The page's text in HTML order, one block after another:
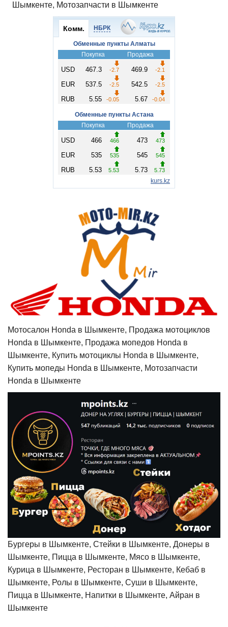
Шымкенте, Мотозапчасти в Шымкенте
Мотосалон Honda в Шымкенте, Продажа мотоциклов
Honda в Шымкенте, Продажа мопедов Honda в
Шымкенте, Купить мотоциклы Honda в Шымкенте,
Купить мопеды Honda в Шымкенте, Мотозапчасти
Honda в Шымкенте
Бургеры в Шымкенте, Стейки в Шымкенте, Донеры в
Шымкенте, Пицца в Шымкенте, Мясо в Шымкенте,
Курица в Шымкенте, Ресторан в Шымкенте, Кебаб в
Шымкенте, Ролы в Шымкенте, Суши в Шымкенте,
Пицца в Шымкенте, Напитки в Шымкенте, Айран в
Шымкенте